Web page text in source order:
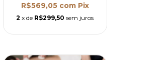
R$569,05 com Pix
2 x de R$299,50 sem juros